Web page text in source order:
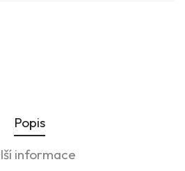
Popis
informace